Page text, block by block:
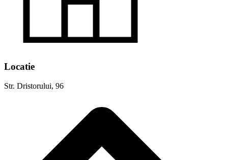
Locatie
Str. Dristorului, 96